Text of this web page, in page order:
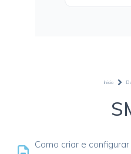
Inicio
Como criar e